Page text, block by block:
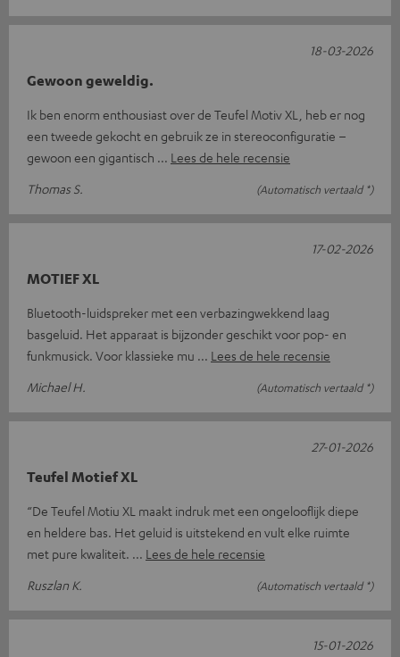
Gewoon geweldig.
Ik ben enorm enthousiast over de Teufel Motiv XL, heb er nog
een tweede gekocht en gebruik ze in stereoconfiguratie –
gewoon een gigantisch
Lees de hele recensie
Thomas S.
(Automatisch vertaald *)
18-03-2026
MOTIEF XL
Bluetooth-luidspreker met een verbazingwekkend laag
basgeluid. Het apparaat is bijzonder geschikt voor pop- en
funkmusick. Voor klassieke mu
Lees de hele recensie
Michael H.
(Automatisch vertaald *)
17-02-2026
Teufel Motief XL
“De Teufel Motiu XL maakt indruk met een ongelooflijk diepe
en heldere bas. Het geluid is uitstekend en vult elke ruimte
met pure kwaliteit.
Lees de hele recensie
Ruszlan K.
(Automatisch vertaald *)
27-01-2026
15-01-2026